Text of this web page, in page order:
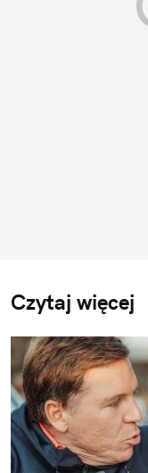
Czytaj więcej